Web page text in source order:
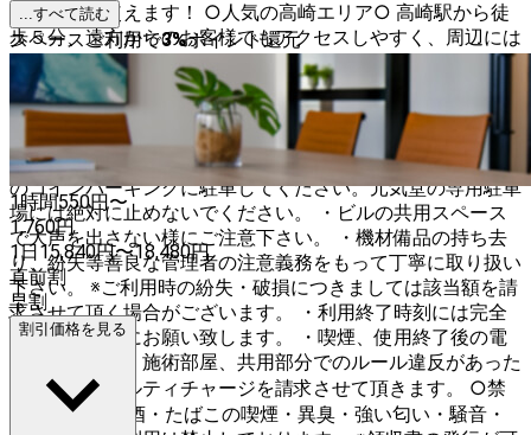
め、お湯も使えます！ ○人気の高崎エリア○ 高崎駅から徒
歩５分、遠方からのお客様でもアクセスしやすく、周辺には
コンビニ（ファミリーマート）があります。コインパーキン
グも隣接して多数あるため、車でも安心してお越しいただけ
ます。 ○ご注意○ ・次のご利用者さまが気持ちよくお使い
頂けるよう清掃をよろしくお願い致します。又、ゴミは必ず
ご自身でお持ち帰りください。 ・車でお越しの方は、隣接
のコインパーキングに駐車してください。元気堂の専用駐車
場には絶対に止めないでください。 ・ビルの共用スペース
で大声を出さない様にご注意下さい。 ・機材備品の持ち去
り、紛失等善良な管理者の注意義務をもって丁寧に取り扱い
下さい。 ※ご利用時の紛失・破損につきましては該当額を請
求させて頂く場合がございます。 ・利用終了時刻には完全
撤収するようにお願い致します。 ・喫煙、使用終了後の電
気水道の利用、施術部屋、共用部分でのルール違反があった
場合にはペナルティチャージを請求させて頂きます。 ○禁
止事項○ ・飲酒・たばこの喫煙・異臭・強い匂い・騒音・
...すべて読む
スペースご利用で3%ポイント還元
1時間550円〜
1,760円
1日15,840円〜18,480円
直前割
早割
割引価格を見る